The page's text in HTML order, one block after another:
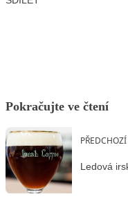
Pokračujte ve čtení
Ledová